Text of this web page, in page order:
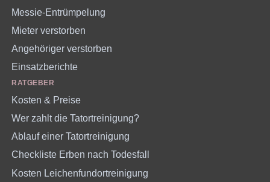
Messie-Entrümpelung
Mieter verstorben
Angehöriger verstorben
Einsatzberichte
RATGEBER
Kosten & Preise
Wer zahlt die Tatortreinigung?
Ablauf einer Tatortreinigung
Checkliste Erben nach Todesfall
Kosten Leichenfundortreinigung